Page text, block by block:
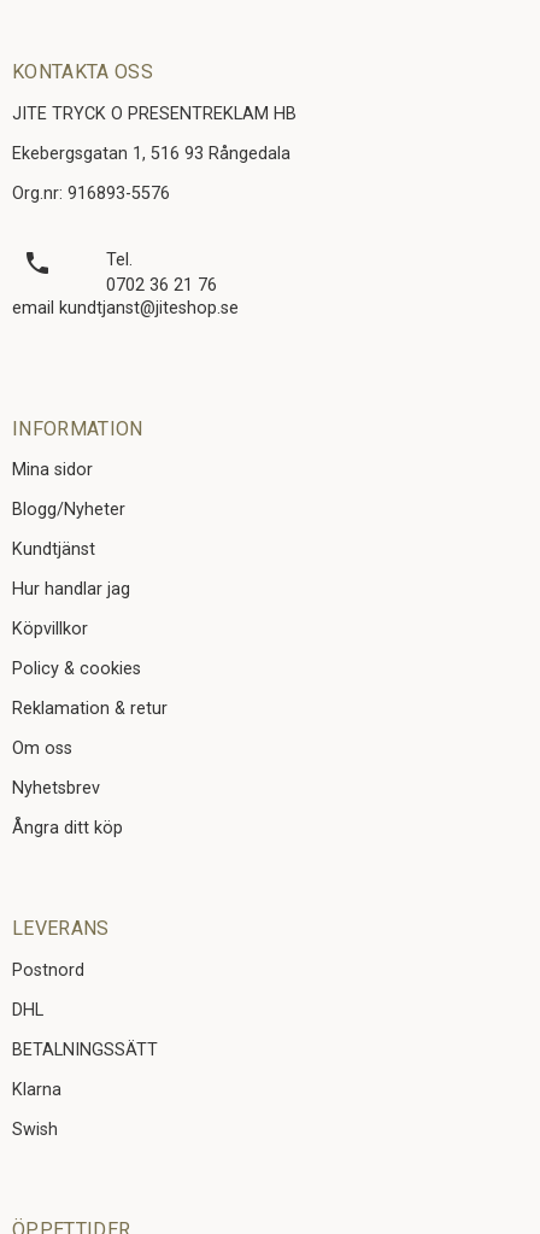
KONTAKTA OSS
JITE TRYCK O PRESENTREKLAM HB
Ekebergsgatan 1, 516 93 Rångedala
Org.nr: 916893-5576
local_phone
Tel.
0702 36 21 76
email kundtjanst@jiteshop.se
INFORMATION
Mina sidor
Blogg/Nyheter
Kundtjänst
Hur handlar jag
Köpvillkor
Policy & cookies
Reklamation & retur
Om oss
Nyhetsbrev
Ångra ditt köp
LEVERANS
Postnord
DHL
BETALNINGSSÄTT
Klarna
Swish